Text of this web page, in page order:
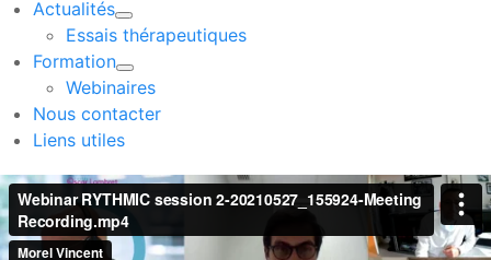
Actualités
Essais thérapeutiques
Formation
Webinaires
Nous contacter
Liens utiles